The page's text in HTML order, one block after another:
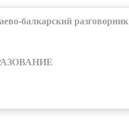
балкарский разговорник